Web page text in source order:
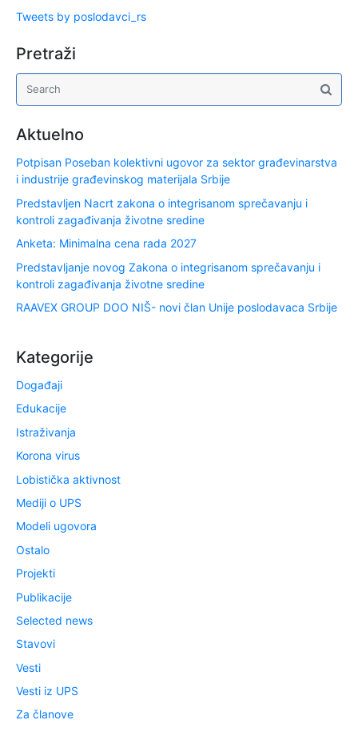
Tweets by poslodavci_rs
Pretraži
Aktuelno
Potpisan Poseban kolektivni ugovor za sektor građevinarstva
i industrije građevinskog materijala Srbije
Predstavljen Nacrt zakona o integrisanom sprečavanju i
kontroli zagađivanja životne sredine
Anketa: Minimalna cena rada 2027
Predstavljanje novog Zakona o integrisanom sprečavanju i
kontroli zagađivanja životne sredine
RAAVEX GROUP DOO NIŠ- novi član Unije poslodavaca Srbije
Kategorije
Događaji
Edukacije
Istraživanja
Korona virus
Lobistička aktivnost
Mediji o UPS
Modeli ugovora
Ostalo
Projekti
Publikacije
Selected news
Stavovi
Vesti
Vesti iz UPS
Za članove